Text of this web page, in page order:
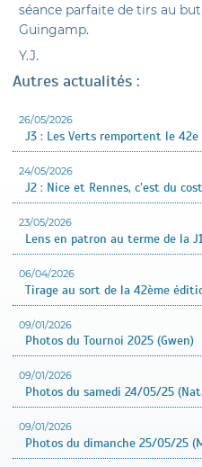
séance parfaite de tirs au
Guingamp.
Y.J.
Autres actualités :
26/05/2026
J3 : Les Verts remportent le 42e
24/05/2026
J2 : Nice et Rennes, c’est du
23/05/2026
Lens en patron au terme de la J1
06/04/2026
Tirage au sort de la 42ème
09/01/2026
Photos du Tournoi 2025 (Gwen)
09/01/2026
Photos du samedi 24/05/25
09/01/2026
Photos du dimanche 25/05/25